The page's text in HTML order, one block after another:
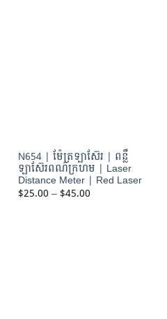
N654 | ម៉ែត្រឡាស៊ែរ | ពន្លឺ
ឡាស៊ែរពណ៌ក្រហម | Laser
Distance Meter | Red Laser
$25.00 –$45.00Price
range: